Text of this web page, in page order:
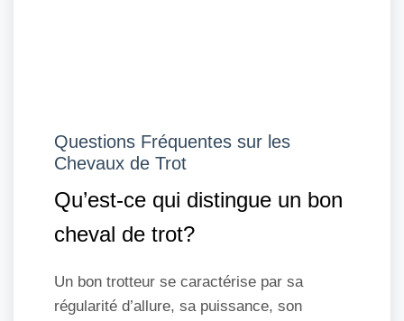
Questions Fréquentes sur les
Chevaux de Trot
Qu’est-ce qui distingue un bon
cheval de trot?
Un bon trotteur se caractérise par sa
régularité d’allure, sa puissance, son